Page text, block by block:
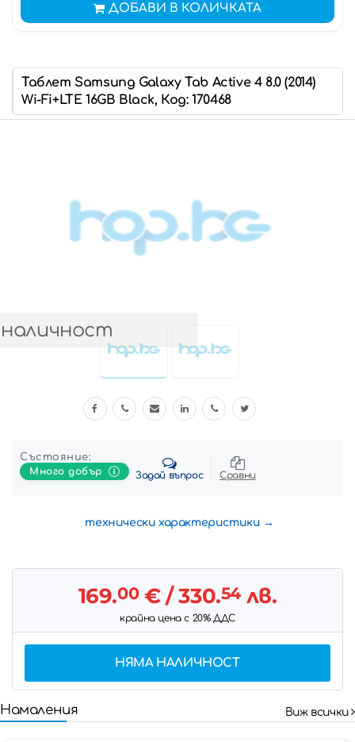
ДОБАВИ В КОЛИЧКАТА
Таблет Samsung Galaxy Tab Active 4 8.0 (2014)
Wi-Fi+LTE 16GB Black, Код: 170468
Състояние:
Много добър
Задай въпрос Сравни
технически характеристики
169.00€/ 330.54лв.
крайна цена с 20% ДДС
НЯМА НАЛИЧНОСТ
Намаления Виж всички